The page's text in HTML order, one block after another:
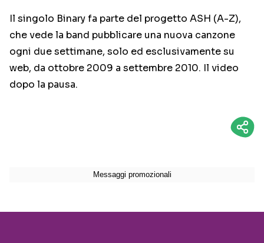
Il singolo Binary fa parte del progetto ASH (A-Z),
che vede la band pubblicare una nuova canzone
ogni due settimane, solo ed esclusivamente su
web, da ottobre 2009 a settembre 2010. Il video
dopo la pausa.